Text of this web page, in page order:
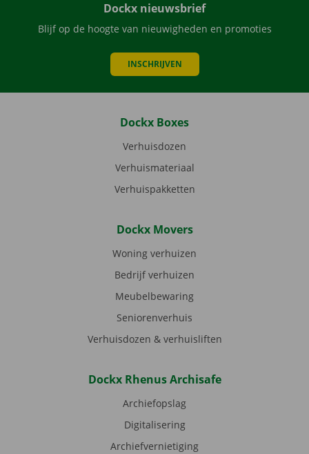
Dockx nieuwsbrief
Blijf op de hoogte van nieuwigheden en promoties
INSCHRIJVEN
Dockx Boxes
Verhuisdozen
Verhuismateriaal
Verhuispakketten
Dockx Movers
Woning verhuizen
Bedrijf verhuizen
Meubelbewaring
Seniorenverhuis
Verhuisdozen & verhuisliften
Dockx Rhenus Archisafe
Archiefopslag
Digitalisering
Archiefvernietiging